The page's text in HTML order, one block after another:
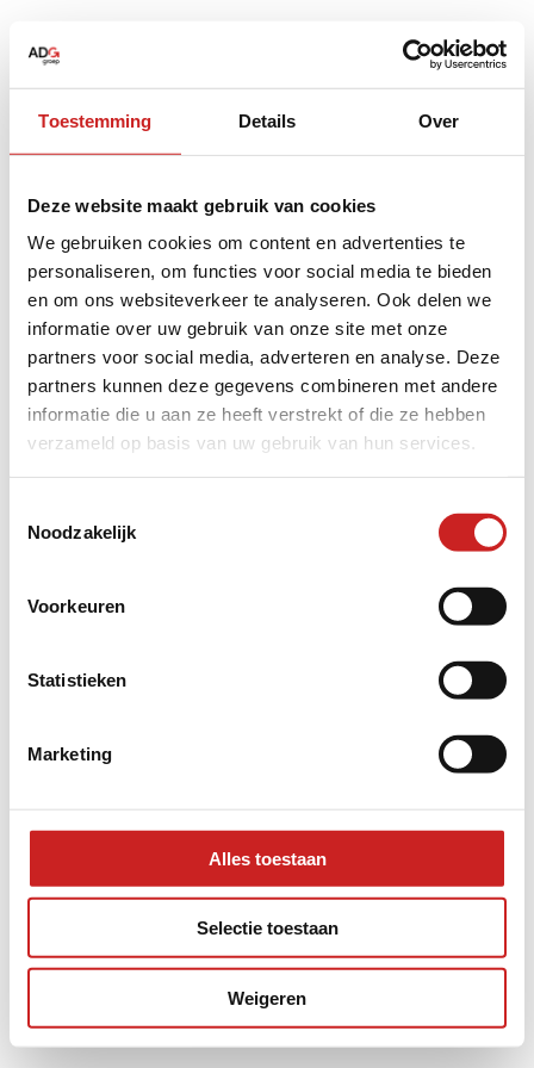
Toestemming Details Over
Deze website maakt gebruik van cookies
We gebruiken cookies om content en advertenties te
personaliseren, om functies voor social media te bieden
en om ons websiteverkeer te analyseren. Ook delen we
informatie over uw gebruik van onze site met onze
partners voor social media, adverteren en analyse. Deze
partners kunnen deze gegevens combineren met andere
informatie die u aan ze heeft verstrekt of die ze hebben
verzameld op basis van uw gebruik van hun services.
Noodzakelijk
Voorkeuren
Statistieken
Marketing
Alles toestaan
Selectie toestaan
Weigeren
loadingwww.adggroep.nl
for more